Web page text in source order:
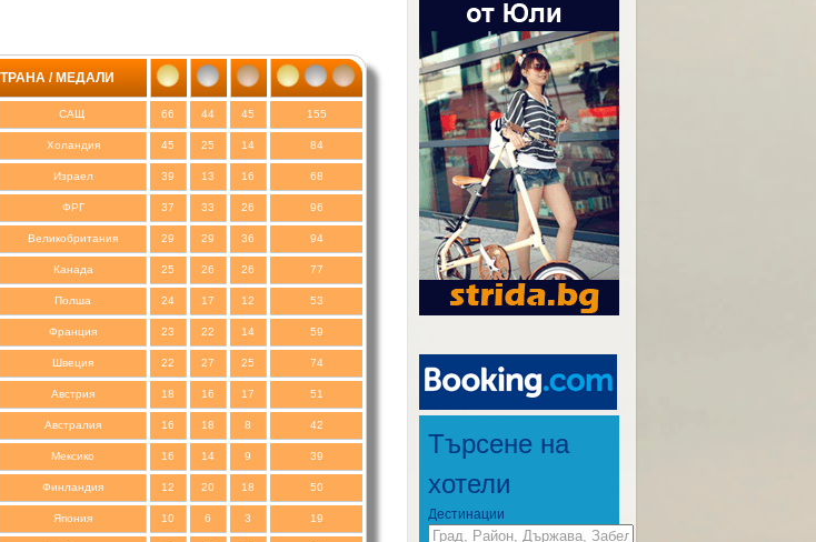
/ МЕДАЛИ
САЩ 66 44 45 155
Холандия 45 25 14 84
Израел 39 13 16 68
ФРГ 37 33 26 96
Великобритания 29 29 36 94
Канада 25 26 26 77
Полша 24 17 12 53
Франция 23 22 14 59
Швеция 22 27 25 74
Австрия 18 16 17 51
Австралия 16 18 8 42
Мексико 16 14 9 39
Финландия 12 20 18 50
Япония 10 6 3 19
Търсене на
хотели
Дестинации